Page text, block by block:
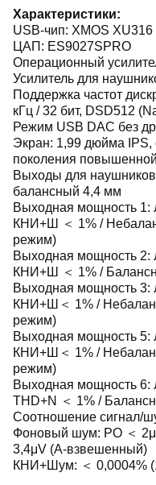
Характеристики:
USB-чип: XMOS XU316
ЦАП: ES9027SPRO
Операционный
Усилитель для
Поддержка частот
кГц / 32 бит, DSD512
Режим USB DAC без
Экран: 1,99 дюйма IPS,
поколения
Выходы для
балансный 4,4 мм
Выходная мощность 1:
КНИ+Ш ＜ 1% /
режим)
Выходная мощность 2:
КНИ+Ш ＜ 1% /
Выходная мощность 3:
КНИ+Ш＜ 1% /
режим)
Выходная мощность 5:
КНИ+Ш＜ 1% /
режим)
Выходная мощность 6:
THD+N ＜ 1% /
Соотношение сигнал/
Фоновый шум: PO ＜
3,4μV (А-взвешенный)
КНИ+Шум: ＜ 0,0004%